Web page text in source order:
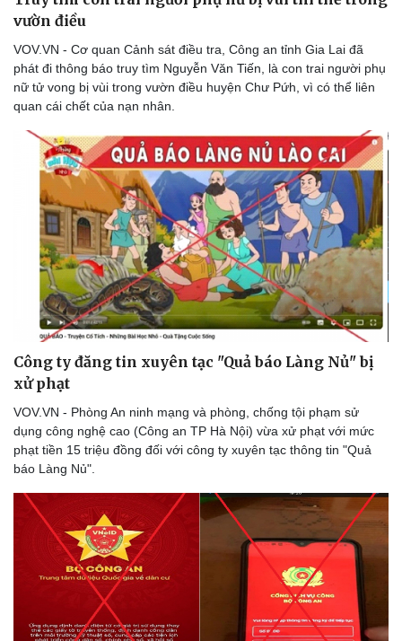
Thể thao
Bóng đá
Lịch thi đấu bóng đá
Thế giới thể thao
eSports
Hậu trường
Ô tô - Xe máy
Ô tô
Xe máy
Tư vấn
vườn điều
VOV.VN - Cơ quan Cảnh sát điều tra, Công an tỉnh Gia Lai đã
phát đi thông báo truy tìm Nguyễn Văn Tiến, là con trai người phụ
nữ tử vong bị vùi trong vườn điều huyện Chư Pứh, vì có thể liên
quan cái chết của nạn nhân.
Công ty đăng tin xuyên tạc "Quả báo Làng Nủ" bị
xử phạt
VOV.VN - Phòng An ninh mạng và phòng, chống tội phạm sử
dụng công nghệ cao (Công an TP Hà Nội) vừa xử phạt với mức
phạt tiền 15 triệu đồng đối với công ty xuyên tạc thông tin "Quả
báo Làng Nủ".